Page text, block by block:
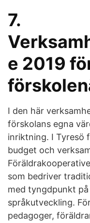
7.
e 2019
I den här
förskolans egna
inriktning. I Tyresö
budget och
som bedriver
med tyngdpunkt
språkutveckling.
pedagoger,